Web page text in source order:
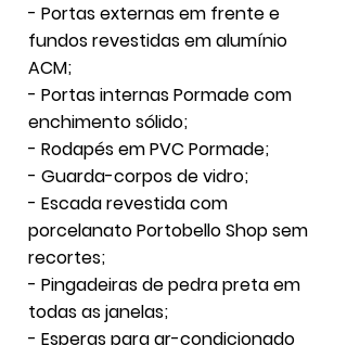
- Portas externas em frente e
fundos revestidas em alumínio
ACM;
- Portas internas Pormade com
enchimento sólido;
- Rodapés em PVC Pormade;
- Guarda-corpos de vidro;
- Escada revestida com
porcelanato Portobello Shop sem
recortes;
- Pingadeiras de pedra preta em
todas as janelas;
- Esperas para ar-condicionado